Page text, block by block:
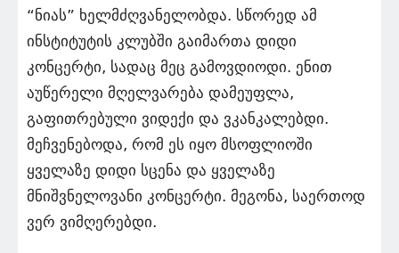
“ნიას” ხელმძღვანელობდა. სწორედ ამ
ინსტიტუტის კლუბში გაიმართა დიდი
კონცერტი, სადაც მეც გამოვდიოდი. ენით
აუწერელი მღელვარება დამეუფლა,
გაფითრებული ვიდექი და ვკანკალებდი.
მეჩვენებოდა, რომ ეს იყო მსოფლიოში
ყველაზე დიდი სცენა და ყველაზე
მნიშვნელოვანი კონცერტი. მეგონა, საერთოდ
ვერ ვიმღერებდი.